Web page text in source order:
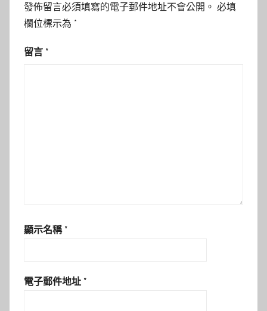
發佈留言必須填寫的電子郵件地址不會公開。 必填
欄位標示為 *
留言 *
顯示名稱 *
電子郵件地址 *